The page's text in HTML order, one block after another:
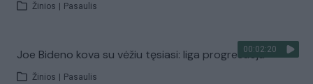
Žinios Pasaulis
00:02:20
Joe Bideno kova su vėžiu tęsiasi: liga progresuoja
Žinios Pasaulis